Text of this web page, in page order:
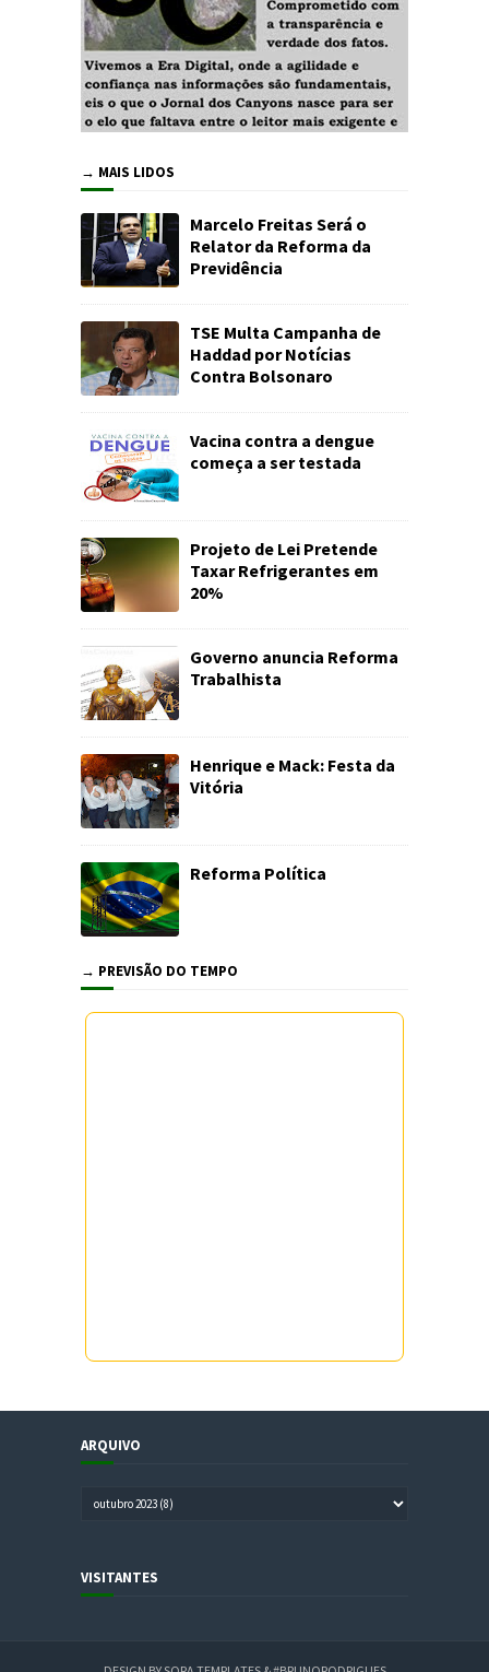
→ MAIS LIDOS
Marcelo Freitas Será o
Relator da Reforma da
Previdência
TSE Multa Campanha de
Haddad por Notícias
Contra Bolsonaro
Vacina contra a dengue
começa a ser testada
Projeto de Lei Pretende
Taxar Refrigerantes em
20%
Governo anuncia Reforma
Trabalhista
Henrique e Mack: Festa da
Vitória
Reforma Política
→ PREVISÃO DO TEMPO
ARQUIVO
VISITANTES